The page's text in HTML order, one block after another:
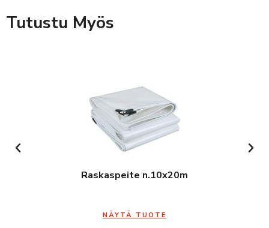
Tutustu Myös
Raskaspeite n.10x20m
NÄYTÄ TUOTE